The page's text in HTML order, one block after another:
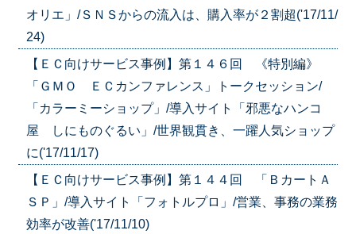
オリエ」/ＳＮＳからの流入は、購入率が２割超('17/11/
24)
【ＥＣ向けサービス事例】第１４６回 《特別編》
「ＧＭＯ ＥＣカンファレンス」トークセッション/
「カラーミーショップ」/導入サイト「邪悪なハンコ
屋 しにものぐるい」/世界観貫き、一躍人気ショップ
に('17/11/17)
【ＥＣ向けサービス事例】第１４４回 「ＢカートＡ
ＳＰ」/導入サイト「フォトルプロ」/営業、事務の業務
効率が改善('17/11/10)